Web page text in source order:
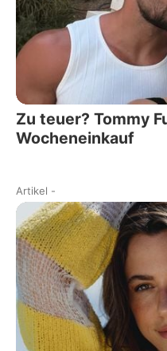
Zu teuer? Tommy
Wocheneinkauf
Artikel -